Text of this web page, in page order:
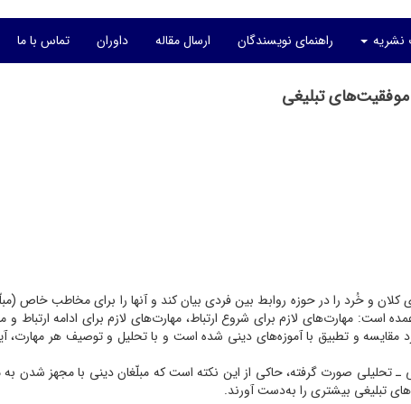
نشریه راهنمای نویسندگان ارسال مقاله داوران تماس با ما
تبلیغی
کلان و خُرد را در حوزه‌ روابط بین فردی بیان کند و آنها را برای مخاطب خاص
مهارت‌های لازم برای شروع ارتباط، مهارت‌های لازم برای ادامه ارتباط و
مقایسه و تطبیق با آموزه‌های دینی شده است و با تحلیل و توصیف هر مهارت،
تحلیلی صورت گرفته، حاکی از این نکته است که مبلّغان دینی با مجهز شدن به
تبلیغی بیشتری را به‌دست آورند.